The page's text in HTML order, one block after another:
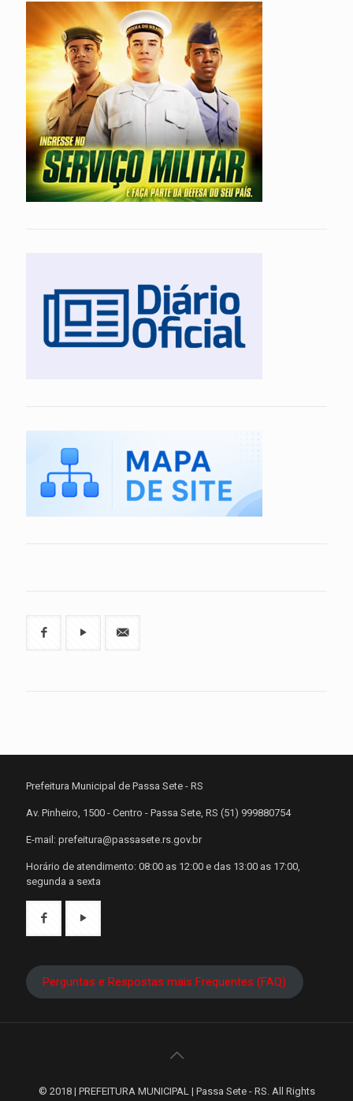
Prefeitura Municipal de Passa Sete - RS
Av. Pinheiro, 1500 - Centro - Passa Sete, RS (51) 999880754
E-mail: prefeitura@passasete.rs.gov.br
Horário de atendimento: 08:00 as 12:00 e das 13:00 as 17:00,
segunda a sexta
Perguntas e Respostas mais Frequentes (FAQ)
© 2018 | PREFEITURA MUNICIPAL | Passa Sete - RS. All Rights